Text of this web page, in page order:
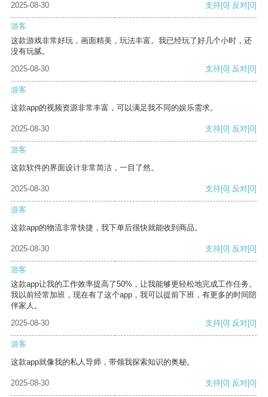
2025-08-30
支持[0] 反对[0]
游客
这款游戏非常好玩，画面精美，玩法丰富。我已经玩了好几个小时，还
没有玩腻。
2025-08-30
支持[0] 反对[0]
游客
这款app的视频资源非常丰富，可以满足我不同的娱乐需求。
2025-08-30 支持[0] 反对[0]
游客
这款软件的界面设计非常简洁，一目了然。
2025-08-30 支持[0] 反对[0]
游客
这款app的物流非常快捷，我下单后很快就能收到商品。
2025-08-30 支持[0] 反对[0]
游客
这款app让我的工作效率提高了50%，让我能够更轻松地完成工作任务。
我以前经常加班，现在有了这个app，我可以提前下班，有更多的时间陪
伴家人。
2025-08-30
支持[0] 反对[0]
游客
这款app就像我的私人导师，带领我探索知识的奥秘。
2025-08-30 支持[0] 反对[0]